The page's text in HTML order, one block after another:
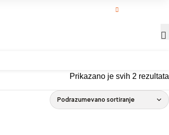
Prikazano je svih 2 rezultata